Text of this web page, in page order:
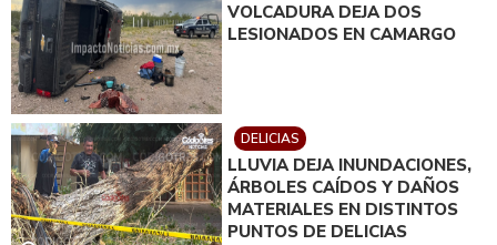
VOLCADURA DEJA DOS
LESIONADOS EN CAMARGO
DELICIAS
LLUVIA DEJA INUNDACIONES,
ÁRBOLES CAÍDOS Y DAÑOS
MATERIALES EN DISTINTOS
PUNTOS DE DELICIAS